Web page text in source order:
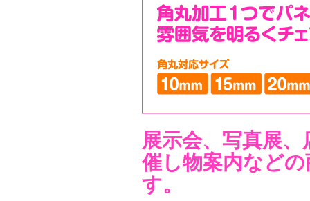
展示会、写真展
催し物案内など
す。